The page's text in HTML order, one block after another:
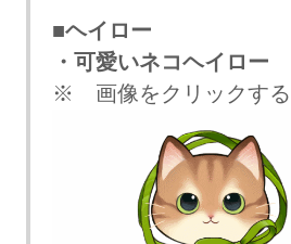
■ヘイロー
・可愛いネコヘイロー
※ 画像をクリックする